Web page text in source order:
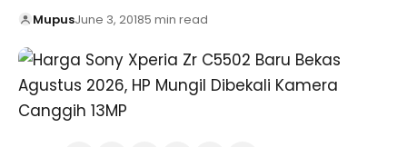
MupusJune 3, 20185 min read